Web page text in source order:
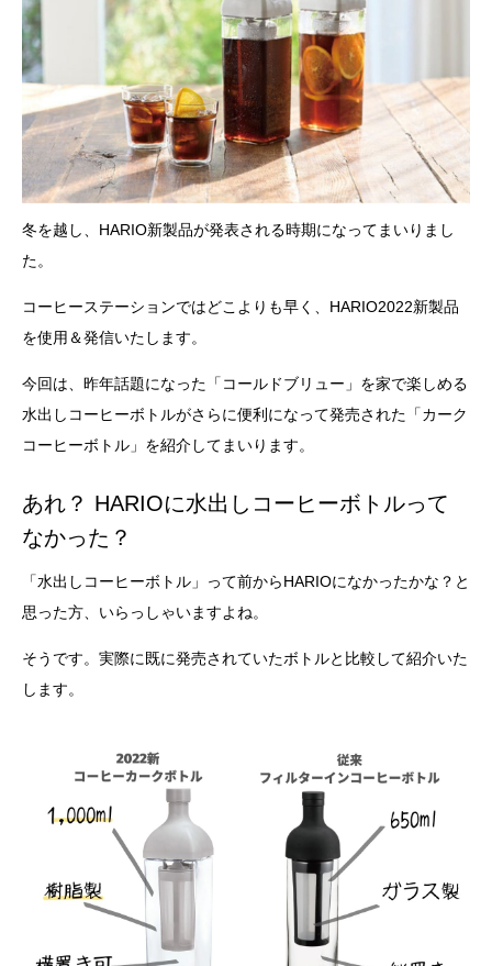
冬を越し、HARIO新製品が発表される時期になってまいりまし
た。
コーヒーステーションではどこよりも早く、HARIO2022新製品
を使用＆発信いたします。
今回は、昨年話題になった「コールドブリュー」を家で楽しめる
水出しコーヒーボトルがさらに便利になって発売された「カーク
コーヒーボトル」を紹介してまいります。
あれ？ HARIOに水出しコーヒーボトルって
なかった？
「水出しコーヒーボトル」って前からHARIOになかったかな？と
思った方、いらっしゃいますよね。
そうです。実際に既に発売されていたボトルと比較して紹介いた
します。